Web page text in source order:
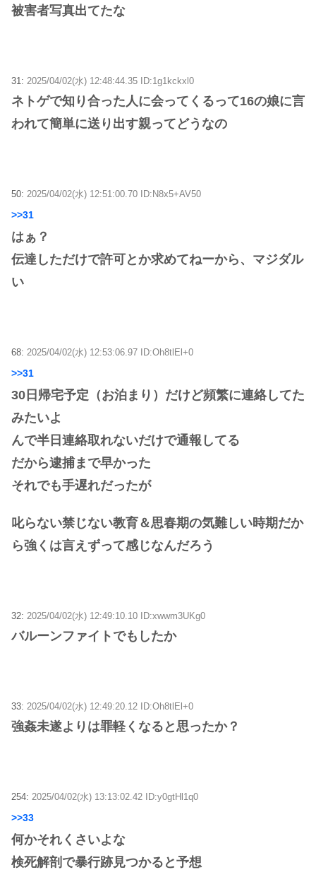
被害者写真出てたな
31: 2025/04/02(水) 12:48:44.35 ID:1g1kckxl0
ネトゲで知り合った人に会ってくるって16の娘に言
われて簡単に送り出す親ってどうなの
50: 2025/04/02(水) 12:51:00.70 ID:N8x5+AV50
>>31
はぁ？
伝達しただけで許可とか求めてねーから、マジダル
い
68: 2025/04/02(水) 12:53:06.97 ID:Oh8tlEl+0
>>31
30日帰宅予定（お泊まり）だけど頻繁に連絡してた
みたいよ
んで半日連絡取れないだけで通報してる
だから逮捕まで早かった
それでも手遅れだったが
叱らない禁じない教育＆思春期の気難しい時期だか
ら強くは言えずって感じなんだろう
32: 2025/04/02(水) 12:49:10.10 ID:xwwm3UKg0
バルーンファイトでもしたか
33: 2025/04/02(水) 12:49:20.12 ID:Oh8tlEl+0
強姦未遂よりは罪軽くなると思ったか？
254: 2025/04/02(水) 13:13:02.42 ID:y0gtHl1q0
>>33
何かそれくさいよな
検死解剖で暴行跡見つかると予想